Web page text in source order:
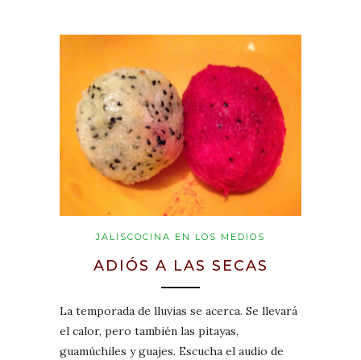
JALISCOCINA EN LOS MEDIOS
ADIÓS A LAS SECAS
La temporada de lluvias se acerca. Se llevará
el calor, pero también las pitayas,
guamúchiles y guajes. Escucha el audio de